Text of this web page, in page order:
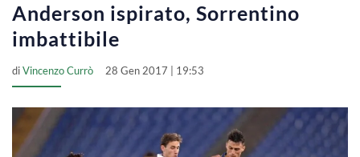
Anderson ispirato, Sorrentino
imbattibile
diVincenzo Currò 28 Gen 2017 | 19:53